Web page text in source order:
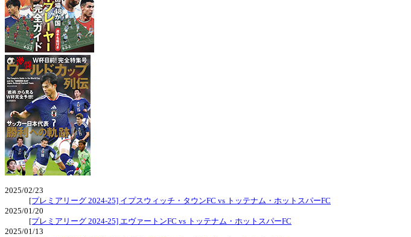
2025/02/23
[プレミアリーグ 2024-25] イプスウィッチ・タウンFC vs トッテナム・ホットスパーFC
2025/01/20
[プレミアリーグ 2024-25] エヴァートンFC vs トッテナム・ホットスパーFC
2025/01/13